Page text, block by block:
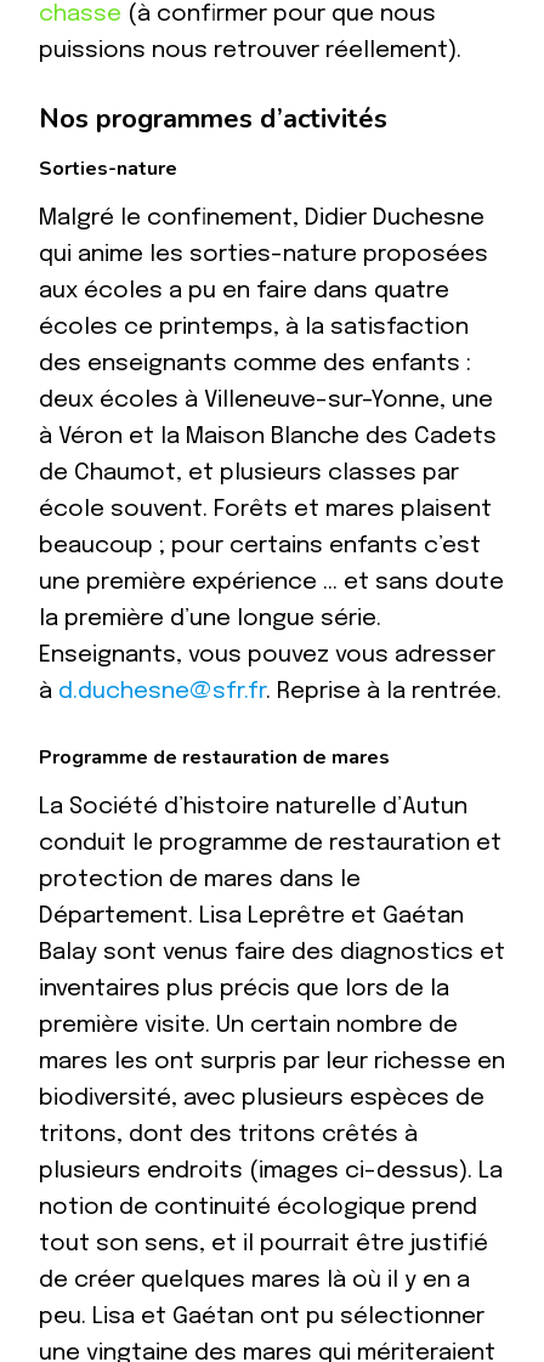
chasse (à confirmer pour que nous
puissions nous retrouver réellement).
Nos programmes d’activités
Sorties-nature
Malgré le confinement, Didier Duchesne
qui anime les sorties-nature proposées
aux écoles a pu en faire dans quatre
écoles ce printemps, à la satisfaction
des enseignants comme des enfants :
deux écoles à Villeneuve-sur-Yonne, une
à Véron et la Maison Blanche des Cadets
de Chaumot, et plusieurs classes par
école souvent. Forêts et mares plaisent
beaucoup ; pour certains enfants c’est
une première expérience … et sans doute
la première d’une longue série.
Enseignants, vous pouvez vous adresser
à d.duchesne@sfr.fr. Reprise à la rentrée.
Programme de restauration de mares
La Société d’histoire naturelle d’Autun
conduit le programme de restauration et
protection de mares dans le
Département. Lisa Leprêtre et Gaétan
Balay sont venus faire des diagnostics et
inventaires plus précis que lors de la
première visite. Un certain nombre de
mares les ont surpris par leur richesse en
biodiversité, avec plusieurs espèces de
tritons, dont des tritons crêtés à
plusieurs endroits (images ci-dessus). La
notion de continuité écologique prend
tout son sens, et il pourrait être justifié
de créer quelques mares là où il y en a
peu. Lisa et Gaétan ont pu sélectionner
une vingtaine des mares qui mériteraient